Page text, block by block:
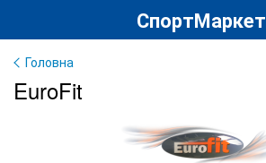
СпортМаркет
Головна
EuroFit